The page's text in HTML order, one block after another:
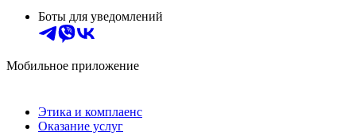
Боты для уведомлений
Мобильное приложение
Этика и комплаенс
Оказание услуг